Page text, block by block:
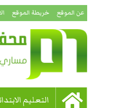
عن الموقع خريطة الموقع
التعليم